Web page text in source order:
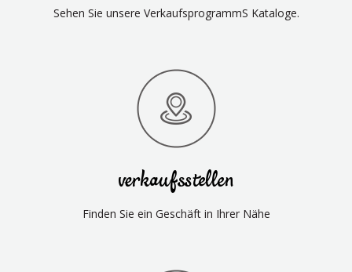
Sehen Sie unsere VerkaufsprogrammS Kataloge.
verkaufsstellen
Finden Sie ein Geschäft in Ihrer Nähe